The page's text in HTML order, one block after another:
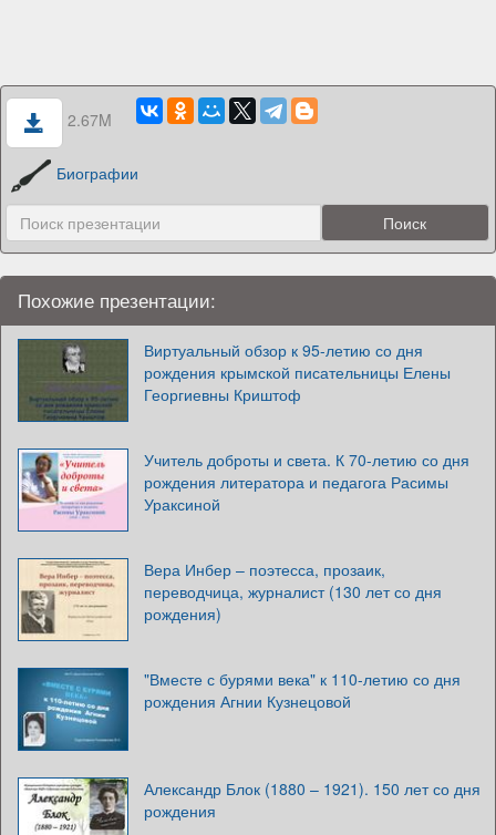
2.67M
Биографии
Похожие презентации:
Виртуальный обзор к 95-летию со дня
рождения крымской писательницы Елены
Георгиевны Криштоф
Учитель доброты и света. К 70-летию со дня
рождения литератора и педагога Расимы
Ураксиной
Вера Инбер – поэтесса, прозаик,
переводчица, журналист (130 лет со дня
рождения)
"Вместе с бурями века" к 110-летию со дня
рождения Агнии Кузнецовой
Александр Блок (1880 – 1921). 150 лет со дня
рождения